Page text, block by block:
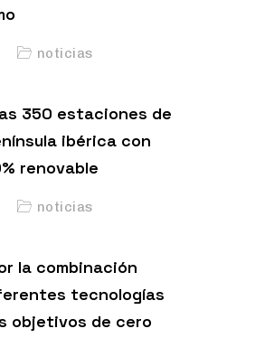
noticias
350 estaciones de
ibérica con
renovable
noticias
la combinación
tecnologías
objetivos de cero